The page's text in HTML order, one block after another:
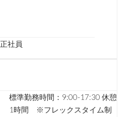
正社員
標準勤務時間：9:00-17:30 休憩
1時間 ※フレックスタイム制